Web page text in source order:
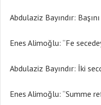
Abdulaziz Bayındır: Başını
Enes Alimoğlu: “Fe
Abdulaziz Bayındır: İki
Enes Alimoğlu: “Summe